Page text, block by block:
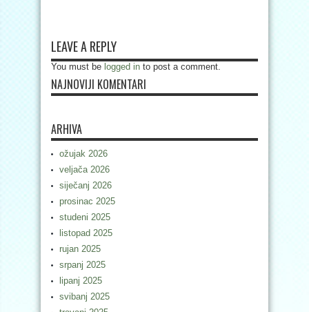
LEAVE A REPLY
You must be logged in to post a comment.
NAJNOVIJI KOMENTARI
ARHIVA
ožujak 2026
veljača 2026
siječanj 2026
prosinac 2025
studeni 2025
listopad 2025
rujan 2025
srpanj 2025
lipanj 2025
svibanj 2025